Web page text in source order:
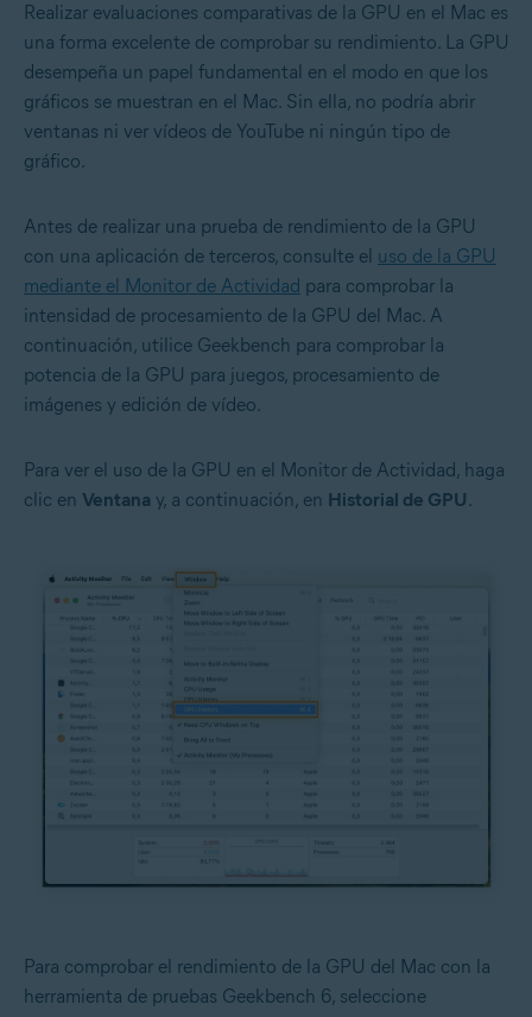
Realizar evaluaciones comparativas de la GPU en el Mac es
una forma excelente de comprobar su rendimiento. La GPU
desempeña un papel fundamental en el modo en que los
gráficos se muestran en el Mac. Sin ella, no podría abrir
ventanas ni ver vídeos de YouTube ni ningún tipo de
gráfico.
Antes de realizar una prueba de rendimiento de la GPU
con una aplicación de terceros, consulte el uso de la GPU
mediante el Monitor de Actividad para comprobar la
intensidad de procesamiento de la GPU del Mac. A
continuación, utilice Geekbench para comprobar la
potencia de la GPU para juegos, procesamiento de
imágenes y edición de vídeo.
Para ver el uso de la GPU en el Monitor de Actividad, haga
clic en Ventana y, a continuación, en Historial de GPU.
Para comprobar el rendimiento de la GPU del Mac con la
herramienta de pruebas Geekbench 6, seleccione